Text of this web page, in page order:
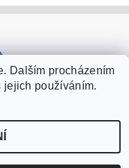
všechna práva vyhrazena
Dalším procházením
jejich používáním.